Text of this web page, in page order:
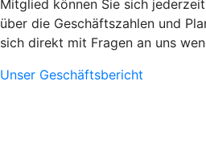
Mitglied können Sie sich
über die Geschäftszahlen und
sich direkt mit Fragen an uns
Unser Geschäftsbericht